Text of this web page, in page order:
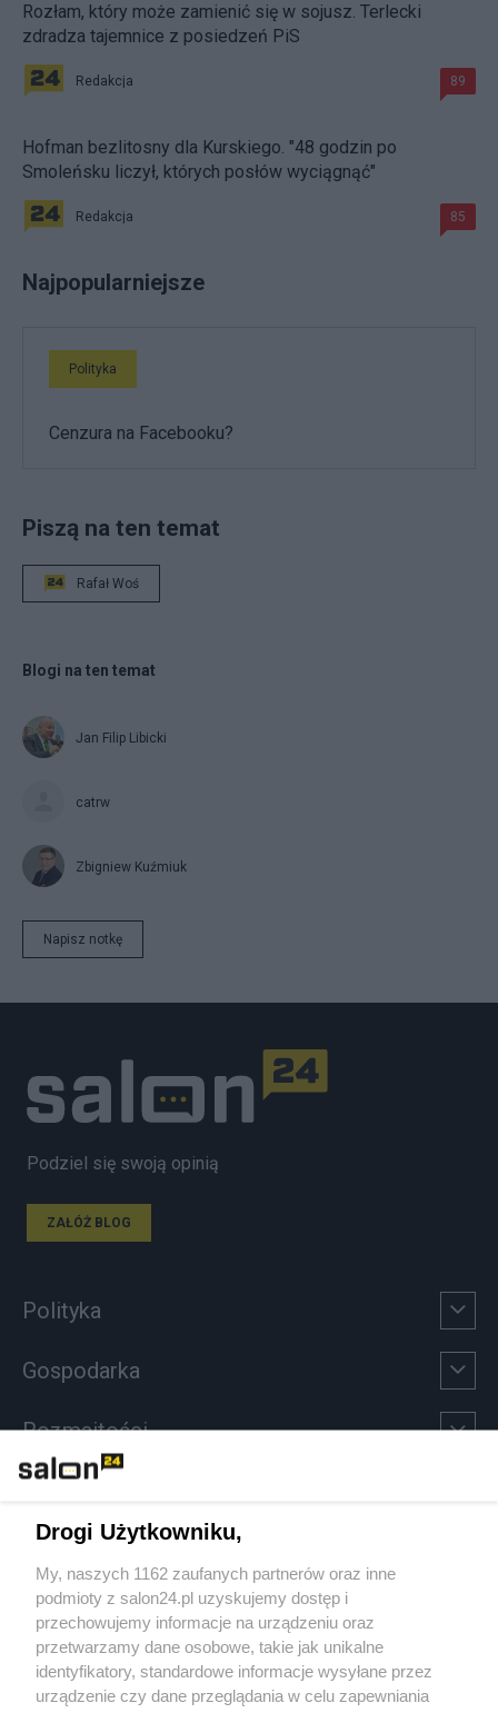
Rozłam, który może zamienić się w sojusz. Terlecki
zdradza tajemnice z posiedzeń PiS
Redakcja 89
Hofman bezlitosny dla Kurskiego. "48 godzin po
Smoleńsku liczył, których posłów wyciągnąć"
Redakcja 85
Najpopularniejsze
Polityka
Cenzura na Facebooku?
Piszą na ten temat
Rafał Woś
Blogi na ten temat
Jan Filip Libicki
catrw
Zbigniew Kuźmiuk
Napisz notkę
Podziel się swoją opinią
ZAŁÓŻ BLOG
Polityka
Gospodarka
Rozmaitości
Sport
Społeczeństwo
Kultura
Drogi Użytkowniku,
My, naszych 1162 zaufanych partnerów oraz inne
podmioty z salon24.pl uzyskujemy dostęp i
przechowujemy informacje na urządzeniu oraz
przetwarzamy dane osobowe, takie jak unikalne
identyfikatory, standardowe informacje wysyłane przez
urządzenie czy dane przeglądania w celu zapewniania